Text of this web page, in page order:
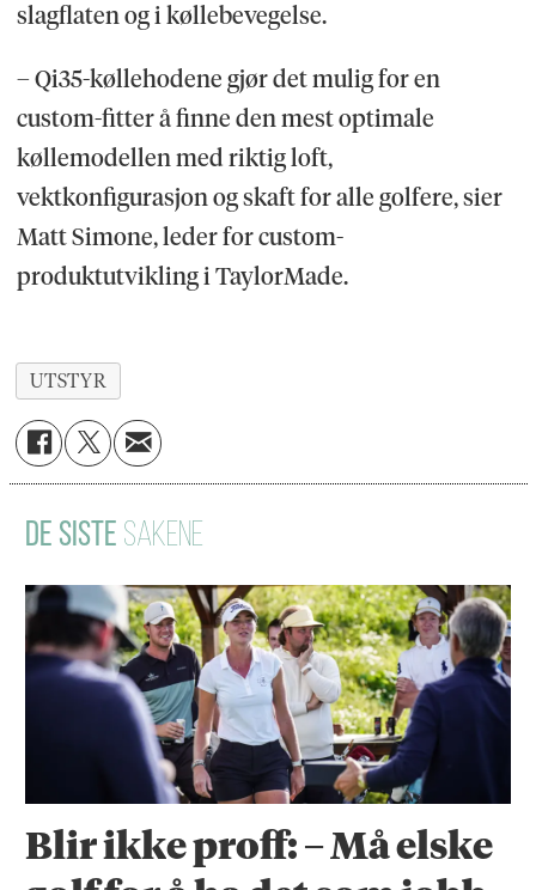
slagflaten og i køllebevegelse.
– Qi35-køllehodene gjør det mulig for en
custom-fitter å finne den mest optimale
køllemodellen med riktig loft,
vektkonfigurasjon og skaft for alle golfere, sier
Matt Simone, leder for custom-
produktutvikling i TaylorMade.
UTSTYR
DE SISTE SAKENE
Blir ikke proff: – Må elske